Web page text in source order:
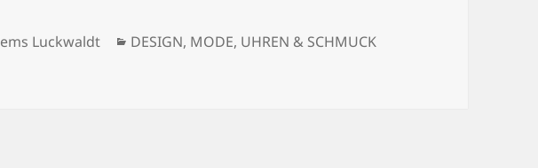
Luckwaldt Kategorien
DESIGN, MODE, UHREN & SCHMUCK